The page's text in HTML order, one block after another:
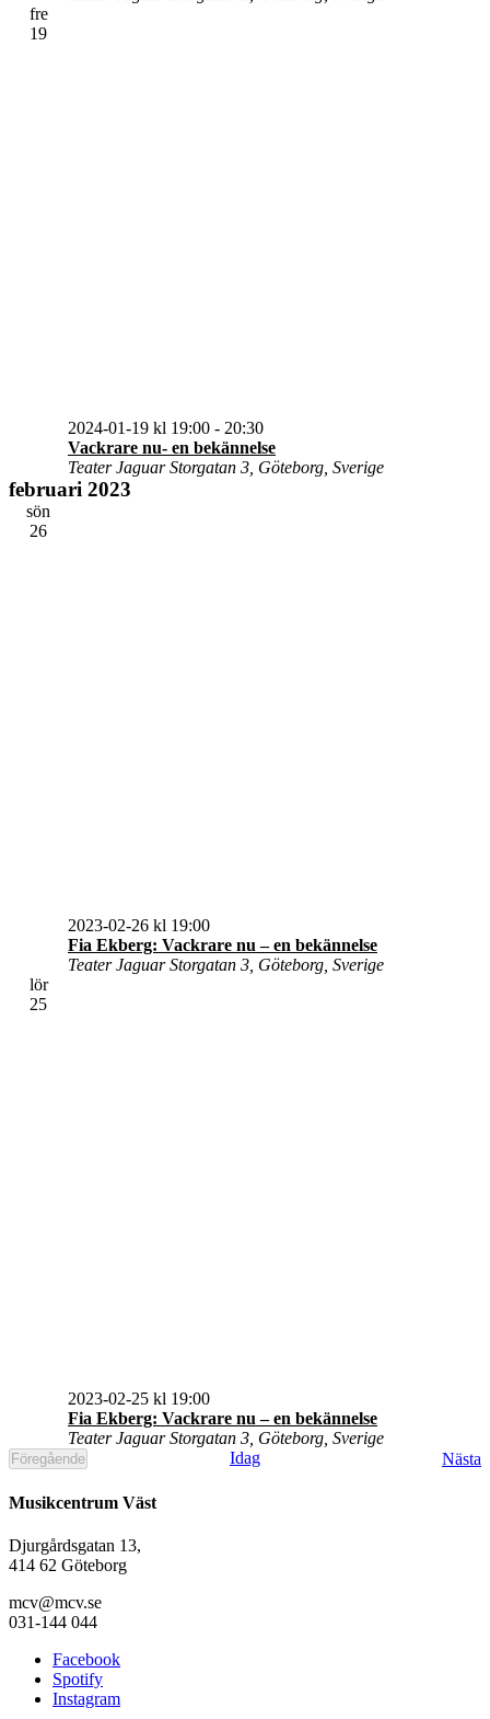
fre
19
Vackrare nu- en bekännelse
2024-01-19 kl 19:00 - 20:30
Teater JaguarStorgatan 3, Göteborg, Sverige
februari 2023
sön
26
Fia Ekberg: Vackrare nu – en bekännelse
2023-02-26 kl 19:00
Teater JaguarStorgatan 3, Göteborg, Sverige
lör
25
Fia Ekberg: Vackrare nu – en bekännelse
2023-02-25 kl 19:00
Teater JaguarStorgatan 3, Göteborg, Sverige
Föregående
Evenemang
Idag Nästa
Musikcentrum Väst
Djurgårdsgatan 13,
414 62 Göteborg
mcv@mcv.se
031-144 044
Facebook
Spotify
Instagram